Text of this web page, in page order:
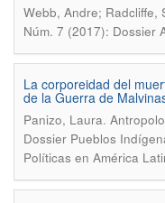
Webb, Andre; Radcliffe,
Núm. 7 (2017): Dossier
La corporeidad del
de la Guerra de
Panizo, Laura.
Dossier Pueblos
Políticas en América